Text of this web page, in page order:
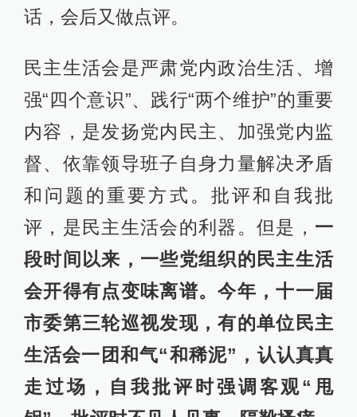
话，会后又做点评。
民主生活会是严肃党内政治生活、增
强“四个意识”、践行“两个维护”的重要
内容，是发扬党内民主、加强党内监
督、依靠领导班子自身力量解决矛盾
和问题的重要方式。批评和自我批
评，是民主生活会的利器。但是， 一
段时间以来，一些党组织的民主生活
会开得有点变味离谱。今年，十一届
市委第三轮巡视发现，有的单位民主
生活会一团和气“和稀泥”，认认真真
走过场，自我批评时强调客观“甩